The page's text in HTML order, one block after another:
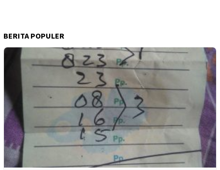
BERITA POPULER